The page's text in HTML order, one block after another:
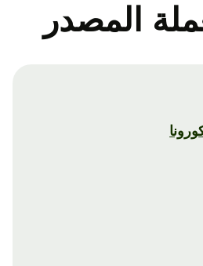
المصدر